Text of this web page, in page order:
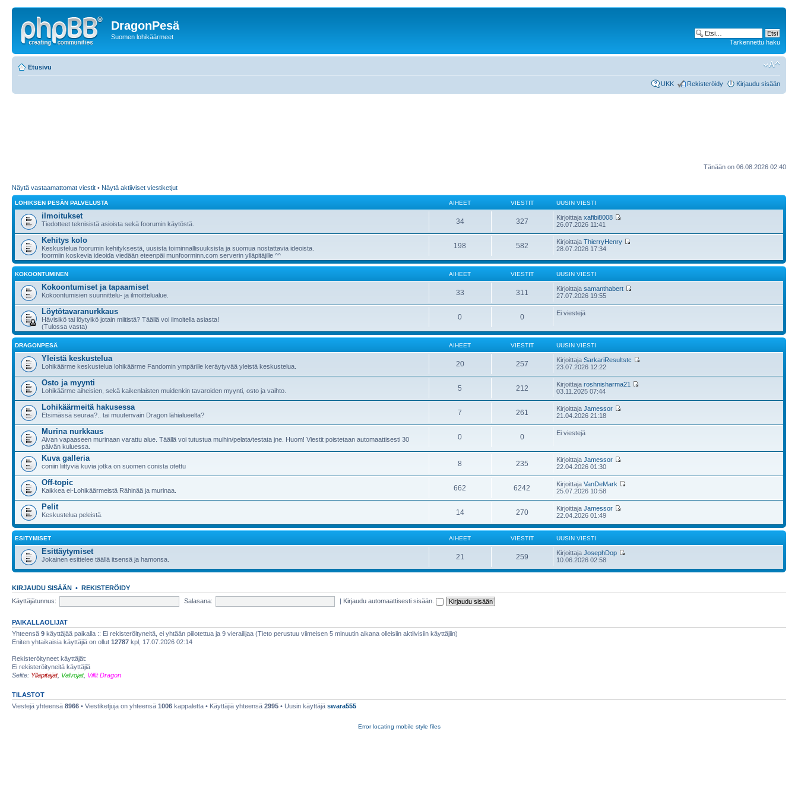
DragonPesä
Suomen lohikäärmeet
Tarkennettu haku
Etusivu
UKK Rekisteröidy Kirjaudu sisään
Tänään on 06.08.2026 02:40
Näytä vastaamattomat viestit • Näytä aktiiviset viestiketjut
LOHIKSEN PESÄN PALVELUSTA AIHEET VIESTIT UUSIN VIESTI
ilmoitukset
Tiedotteet teknisistä asioista sekä foorumin käytöstä. 34 327 Kirjoittajaxafibi8008
26.07.2026 11:41
Kehitys kolo
Keskustelua foorumin kehityksestä, uusista toiminnallisuuksista ja suomua nostattavia ideoista.
foormiin koskevia ideoida viedään eteenpäi munfoorminn.com serverin ylläpitäjille ^^
198 582 KirjoittajaThierryHenry
28.07.2026 17:34
KOKOONTUMINEN AIHEET VIESTIT UUSIN VIESTI
Kokoontumiset ja tapaamiset
Kokoontumisien suunnittelu- ja ilmoittelualue. 33 311 Kirjoittajasamanthabert
27.07.2026 19:55
Löytötavaranurkkaus
Hävisikö tai löytyikö jotain miitistä? Täällä voi ilmoitella asiasta!
(Tulossa vasta)
0 0 Ei viestejä
DRAGONPESÄ AIHEET VIESTIT UUSIN VIESTI
Yleistä keskustelua
Lohikäärme keskustelua lohikäärme Fandomin ympärille keräytyvää yleistä keskustelua. 20 257 KirjoittajaSarkariResultstc
23.07.2026 12:22
Osto ja myynti
Lohikäärme aiheisien, sekä kaikenlaisten muidenkin tavaroiden myynti, osto ja vaihto. 5 212 Kirjoittajaroshnisharma21
03.11.2025 07:44
Lohikäärmeitä hakusessa
Etsimässä seuraa?.. tai muutenvain Dragon lähialueelta? 7 261 KirjoittajaJamessor
21.04.2026 21:18
Murina nurkkaus
Aivan vapaaseen murinaan varattu alue. Täällä voi tutustua muihin/pelata/testata jne. Huom! Viestit poistetaan automaattisesti 30
päivän kuluessa.
0 0 Ei viestejä
Kuva galleria
coniin liittyviä kuvia jotka on suomen conista otettu 8 235 KirjoittajaJamessor
22.04.2026 01:30
Off-topic
Kaikkea ei-Lohikäärmeistä Rähinää ja murinaa. 662 6242 KirjoittajaVanDeMark
25.07.2026 10:58
Pelit
Keskustelua peleistä. 14 270 KirjoittajaJamessor
22.04.2026 01:49
ESITYMISET AIHEET VIESTIT UUSIN VIESTI
Esittäytymiset
Jokainen esittelee täällä itsensä ja hamonsa. 21 259 KirjoittajaJosephDop
10.06.2026 02:58
KIRJAUDU SISÄÄN • REKISTERÖIDY
Käyttäjätunnus:
Salasana: | Kirjaudu automaattisesti sisään.
PAIKALLAOLIJAT
Yhteensä 9 käyttäjää paikalla :: Ei rekisteröityneitä, ei yhtään piilotettua ja 9 vierailijaa (Tieto perustuu viimeisen 5 minuutin aikana olleisiin aktiivisiin käyttäjiin)
Eniten yhtaikaisia käyttäjiä on ollut 12787 kpl, 17.07.2026 02:14
Rekisteröityneet käyttäjät:
Ei rekisteröityneitä käyttäjiä
Selite: Ylläpitäjät, Valvojat, Villit Dragon
TILASTOT
Viestejä yhteensä 8966 • Viestiketjuja on yhteensä 1006 kappaletta • Käyttäjiä yhteensä 2995 • Uusin käyttäjä swara555
Error locating mobile style files